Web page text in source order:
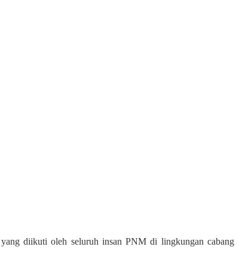
diikuti oleh seluruh insan PNM di lingkungan cabang